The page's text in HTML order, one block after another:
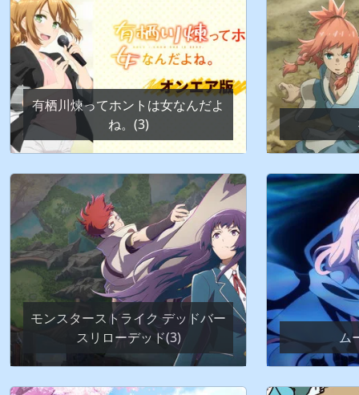
有栖川煉ってホントは女なんだよ
ね。(3)
モンスターストライク デッドバー
スリローデッド(3)
ム